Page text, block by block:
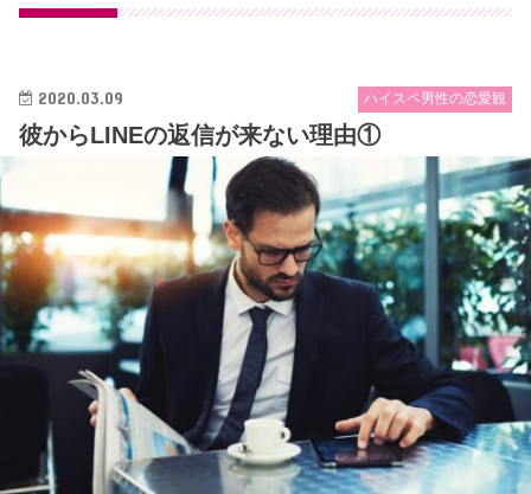
ハイスペ男性の恋愛観
2020.03.09
彼からLINEの返信が来ない理由①